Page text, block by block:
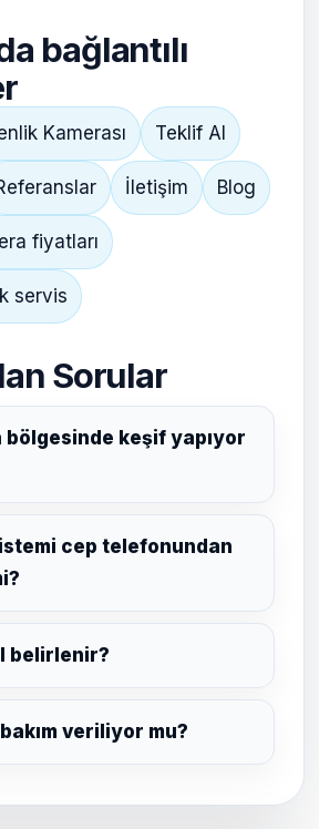
bağlantılı
Kamerası Teklif Al
İletişim Blog
fiyatları
servis
Sorular
bölgesinde keşif yapıyor
cep telefonundan
belirlenir?
veriliyor mu?